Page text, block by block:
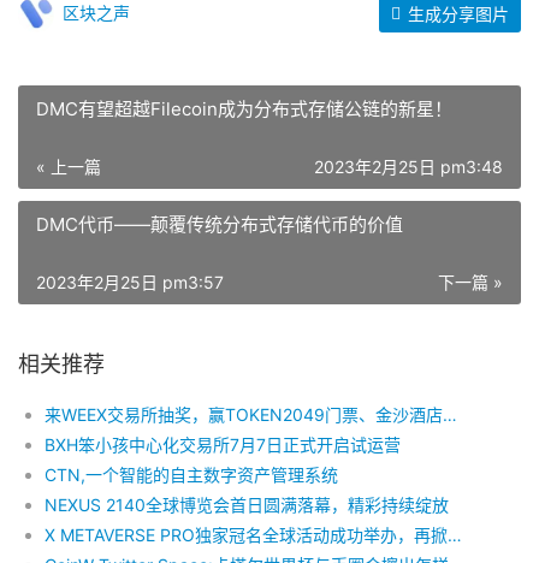
区块之声 生成分享图片
DMC有望超越Filecoin成为分布式存储公链的新星！
« 上一篇 2023年2月25日 pm3:48
DMC代币——颠覆传统分布式存储代币的价值
2023年2月25日 pm3:57
相关推荐
BXH笨小孩中心化交易所7月7日正式开启试运营
CTN,一个智能的自主数字资产管理系统